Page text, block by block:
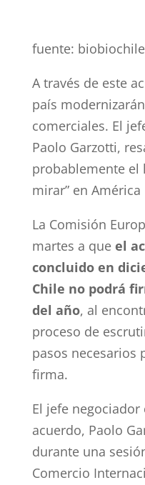
fuente:
A través de este
país
comerciales. El
Paolo Garzotti,
probablemente el
mirar” en América
La Comisión
martes a que el
concluido en
Chile no podrá
del año, al
proceso de
pasos necesarios
firma.
El jefe
acuerdo, Paolo
durante una
Comercio